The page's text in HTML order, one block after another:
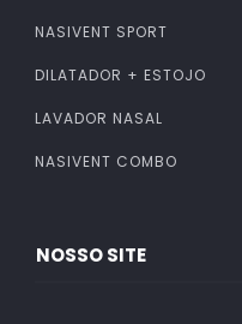
NASIVENT SPORT
DILATADOR + ESTOJO
LAVADOR NASAL
NASIVENT COMBO
NOSSO SITE